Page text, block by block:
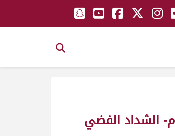
ش4 عتيم لـ هجن الشحانية ( جابر سالم فاران المري) مهرجان ختامي الوثبة 24/3/2017م- الشداد الفضي